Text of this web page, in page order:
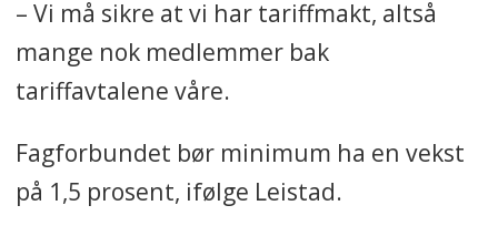
– Vi må sikre at vi har tariffmakt, altså
mange nok medlemmer bak
tariffavtalene våre.
Fagforbundet bør minimum ha en vekst
på 1,5 prosent, ifølge Leistad.